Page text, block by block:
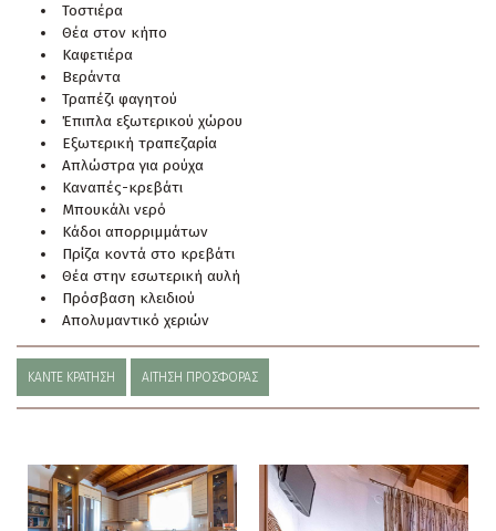
Τοστιέρα
Θέα στον κήπο
Καφετιέρα
Βεράντα
Τραπέζι φαγητού
Έπιπλα εξωτερικού χώρου
Εξωτερική τραπεζαρία
Απλώστρα για ρούχα
Καναπές-κρεβάτι
Μπουκάλι νερό
Κάδοι απορριμμάτων
Πρίζα κοντά στο κρεβάτι
Θέα στην εσωτερική αυλή
Πρόσβαση κλειδιού
Απολυμαντικό χεριών
ΚΆΝΤΕ ΚΡΆΤΗΣΗ ΑΊΤΗΣΗ ΠΡΟΣΦΟΡΆΣ